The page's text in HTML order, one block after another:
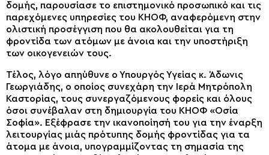
δομής, παρουσίασε το επιστημονικό προσωπικό και τις
παρεχόμενες υπηρεσίες του ΚΗΟΦ, αναφερόμενη στην
ολιστική προσέγγιση που θα ακολουθείται για τη
φροντίδα των ατόμων με άνοια και την υποστήριξη
των οικογενειών τους.
Τέλος, λόγο απηύθυνε ο Υπουργός Υγείας κ. Άδωνις
Γεωργιάδης, ο οποίος συνεχάρη την Ιερά Μητρόπολη
Καστορίας, τους συνεργαζόμενους φορείς και όλους
όσοι συνέβαλαν στη δημιουργία του ΚΗΟΦ «Οσία
Σοφία». Εξέφρασε την ικανοποίησή του για την έναρξη
λειτουργίας μιάς πρότυπης δομής φροντίδας για τα
άτομα με άνοια, υπογραμμίζοντας τη σημασία της